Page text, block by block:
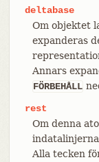
deltabase
Om objektet
expanderas
Annars
FÖRBEHÅLL
rest
Om denna
Alla tecken